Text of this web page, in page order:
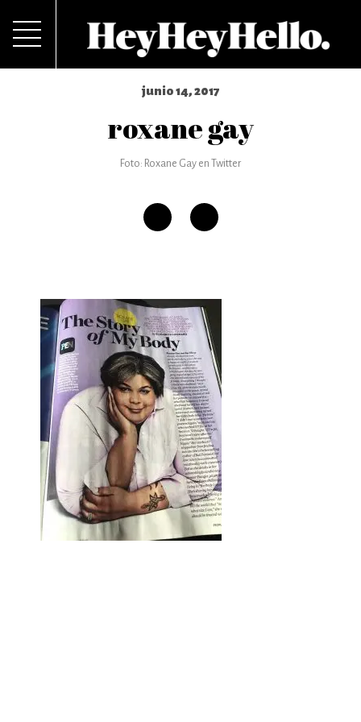
junio 14, 2017
roxane gay
Foto: Roxane Gay en Twitter